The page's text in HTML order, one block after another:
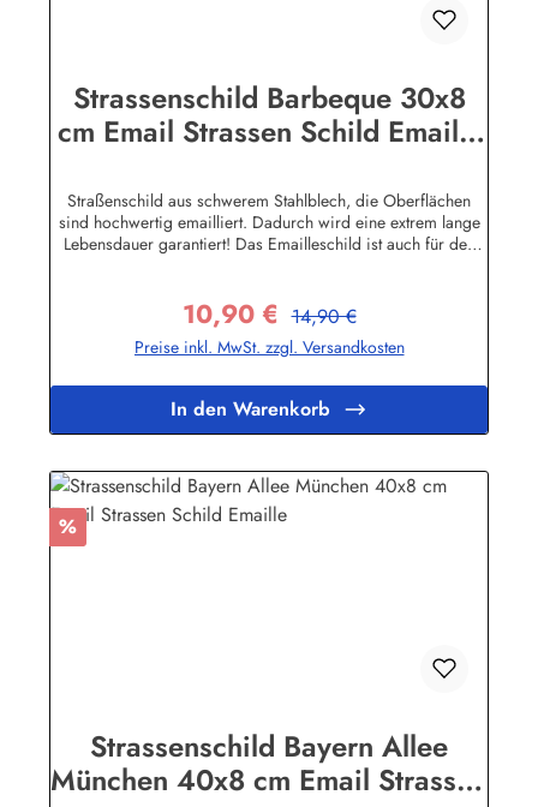
Strassenschild Barbeque 30x8
cm Email Strassen Schild Emaille
Straßenschild aus schwerem Stahlblech, die Oberflächen
sind hochwertig emailliert. Dadurch wird eine extrem lange
Lebensdauer garantiert! Das Emailleschild ist auch für den
stand! Sie wollen sich das Schild mit Ihrem eigenen Text
beschriften lassen? Hier geht's zu den Sonderanfertigungen
für Emaille Straßenschilder Herstellerinformationen:Buddel-
Hamburginfo@buddel.de
Verkaufspreis:
10,90 € Regulärer Preis:
14,90 €
Preise inkl. MwSt. zzgl. Versandkosten
In den Warenkorb
Rabatt
%
Strassenschild Bayern Allee
München 40x8 cm Email Strassen